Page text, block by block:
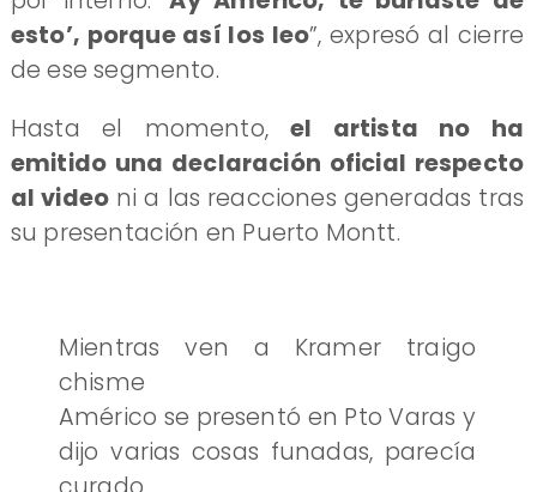
esto’, porque así los leo”, expresó al cierre
de ese segmento.
Hasta el momento,el artista no ha
emitido una declaración oficial respecto
al video ni a las reacciones generadas tras
su presentación en Puerto Montt.
Mientras ven a Kramer traigo
chisme
Américo se presentó en Pto Varas y
dijo varias cosas funadas, parecía